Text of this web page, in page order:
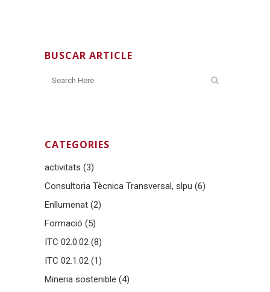
BUSCAR ARTICLE
CATEGORIES
activitats (3)
Consultoria Tècnica Transversal, slpu (6)
Enllumenat (2)
Formació (5)
ITC 02.0.02 (8)
ITC 02.1.02 (1)
Mineria sostenible (4)